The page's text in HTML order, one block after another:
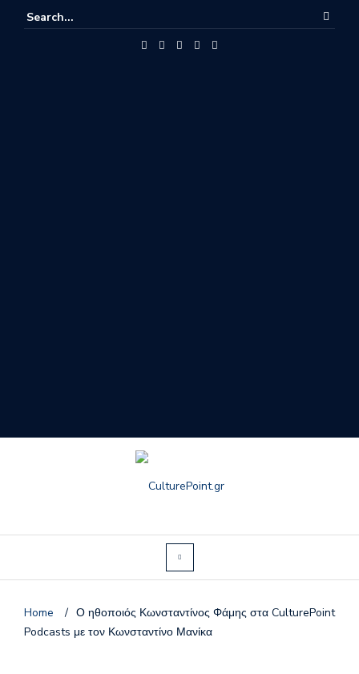
Home / Ο ηθοποιός Κωνσταντίνος Φάμης στα CulturePoint
Podcasts με τον Κωνσταντίνο Μανίκα